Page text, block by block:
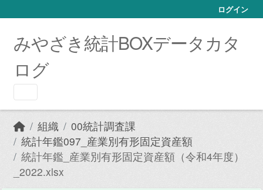
ログイン
みやざき統計BOXデータカタ
ログ
組織
00統計調査課
統計年鑑097_産業別有形固定資産額
統計年鑑_産業別有形固定資産額（令和4年度）
_2022.xlsx